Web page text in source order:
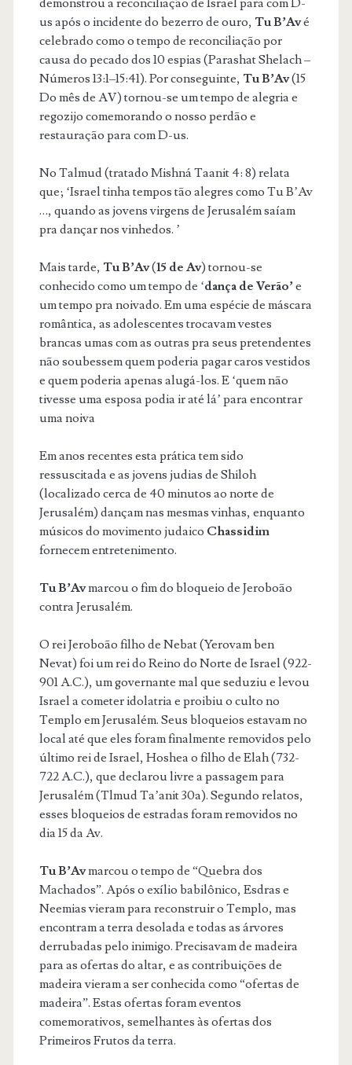
demonstrou a reconciliação de Israel para com D-
us após o incidente do bezerro de ouro, Tu B’Avé
celebrado como o tempo de reconciliação por
causa do pecado dos 10 espias (Parashat Shelach –
Números 13:1–15:41). Por conseguinte, Tu B’Av(15
Do mês de AV) tornou-se um tempo de alegria e
regozijo comemorando o nosso perdão e
restauração para com D-us.
No Talmud (tratado Mishná Taanit 4: 8) relata
que; ‘Israel tinha tempos tão alegres como Tu B’Av
…, quando as jovens virgens de Jerusalém saíam
pra dançar nos vinhedos. ’
Mais tarde, Tu B’Av(15 de Av) tornou-se
conhecido como um tempo de ‘dança de Verão’e
um tempo pra noivado. Em uma espécie de máscara
romântica, as adolescentes trocavam vestes
brancas umas com as outras pra seus pretendentes
não soubessem quem poderia pagar caros vestidos
e quem poderia apenas alugá-los. E ‘quem não
tivesse uma esposa podia ir até lá’ para encontrar
uma noiva
Em anos recentes esta prática tem sido
ressuscitada e as jovens judias de Shiloh
(localizado cerca de 40 minutos ao norte de
Jerusalém) dançam nas mesmas vinhas, enquanto
músicos do movimento judaico Chassidim
fornecem entretenimento.
Tu B’Avmarcou o fim do bloqueio de Jeroboão
contra Jerusalém.
O rei Jeroboão filho de Nebat (Yerovam ben
Nevat) foi um rei do Reino do Norte de Israel (922-
901 A.C.), um governante mal que seduziu e levou
Israel a cometer idolatria e proibiu o culto no
Templo em Jerusalém. Seus bloqueios estavam no
local até que eles foram finalmente removidos pelo
último rei de Israel, Hoshea o filho de Elah (732-
722 A.C.), que declarou livre a passagem para
Jerusalém (Tlmud Ta’anit 30a). Segundo relatos,
esses bloqueios de estradas foram removidos no
dia 15 da Av.
Tu B’Avmarcou o tempo de “Quebra dos
Machados”. Após o exílio babilônico, Esdras e
Neemias vieram para reconstruir o Templo, mas
encontram a terra desolada e todas as árvores
derrubadas pelo inimigo. Precisavam de madeira
para as ofertas do altar, e as contribuições de
madeira vieram a ser conhecida como “ofertas de
madeira”. Estas ofertas foram eventos
comemorativos, semelhantes às ofertas dos
Primeiros Frutos da terra.